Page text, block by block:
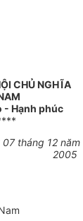
CHỦ NGHĨA
- Hạnh phúc
tháng 12 năm
2005